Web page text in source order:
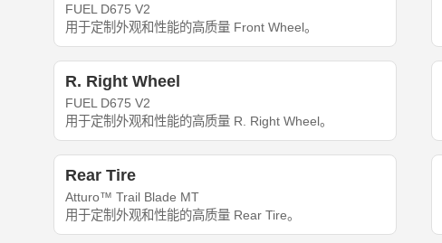
FUEL D675 V2
用于定制外观和性能的高质量 Front Wheel。
R. Right Wheel
FUEL D675 V2
用于定制外观和性能的高质量 R. Right Wheel。
Rear Tire
Atturo™ Trail Blade MT
用于定制外观和性能的高质量 Rear Tire。